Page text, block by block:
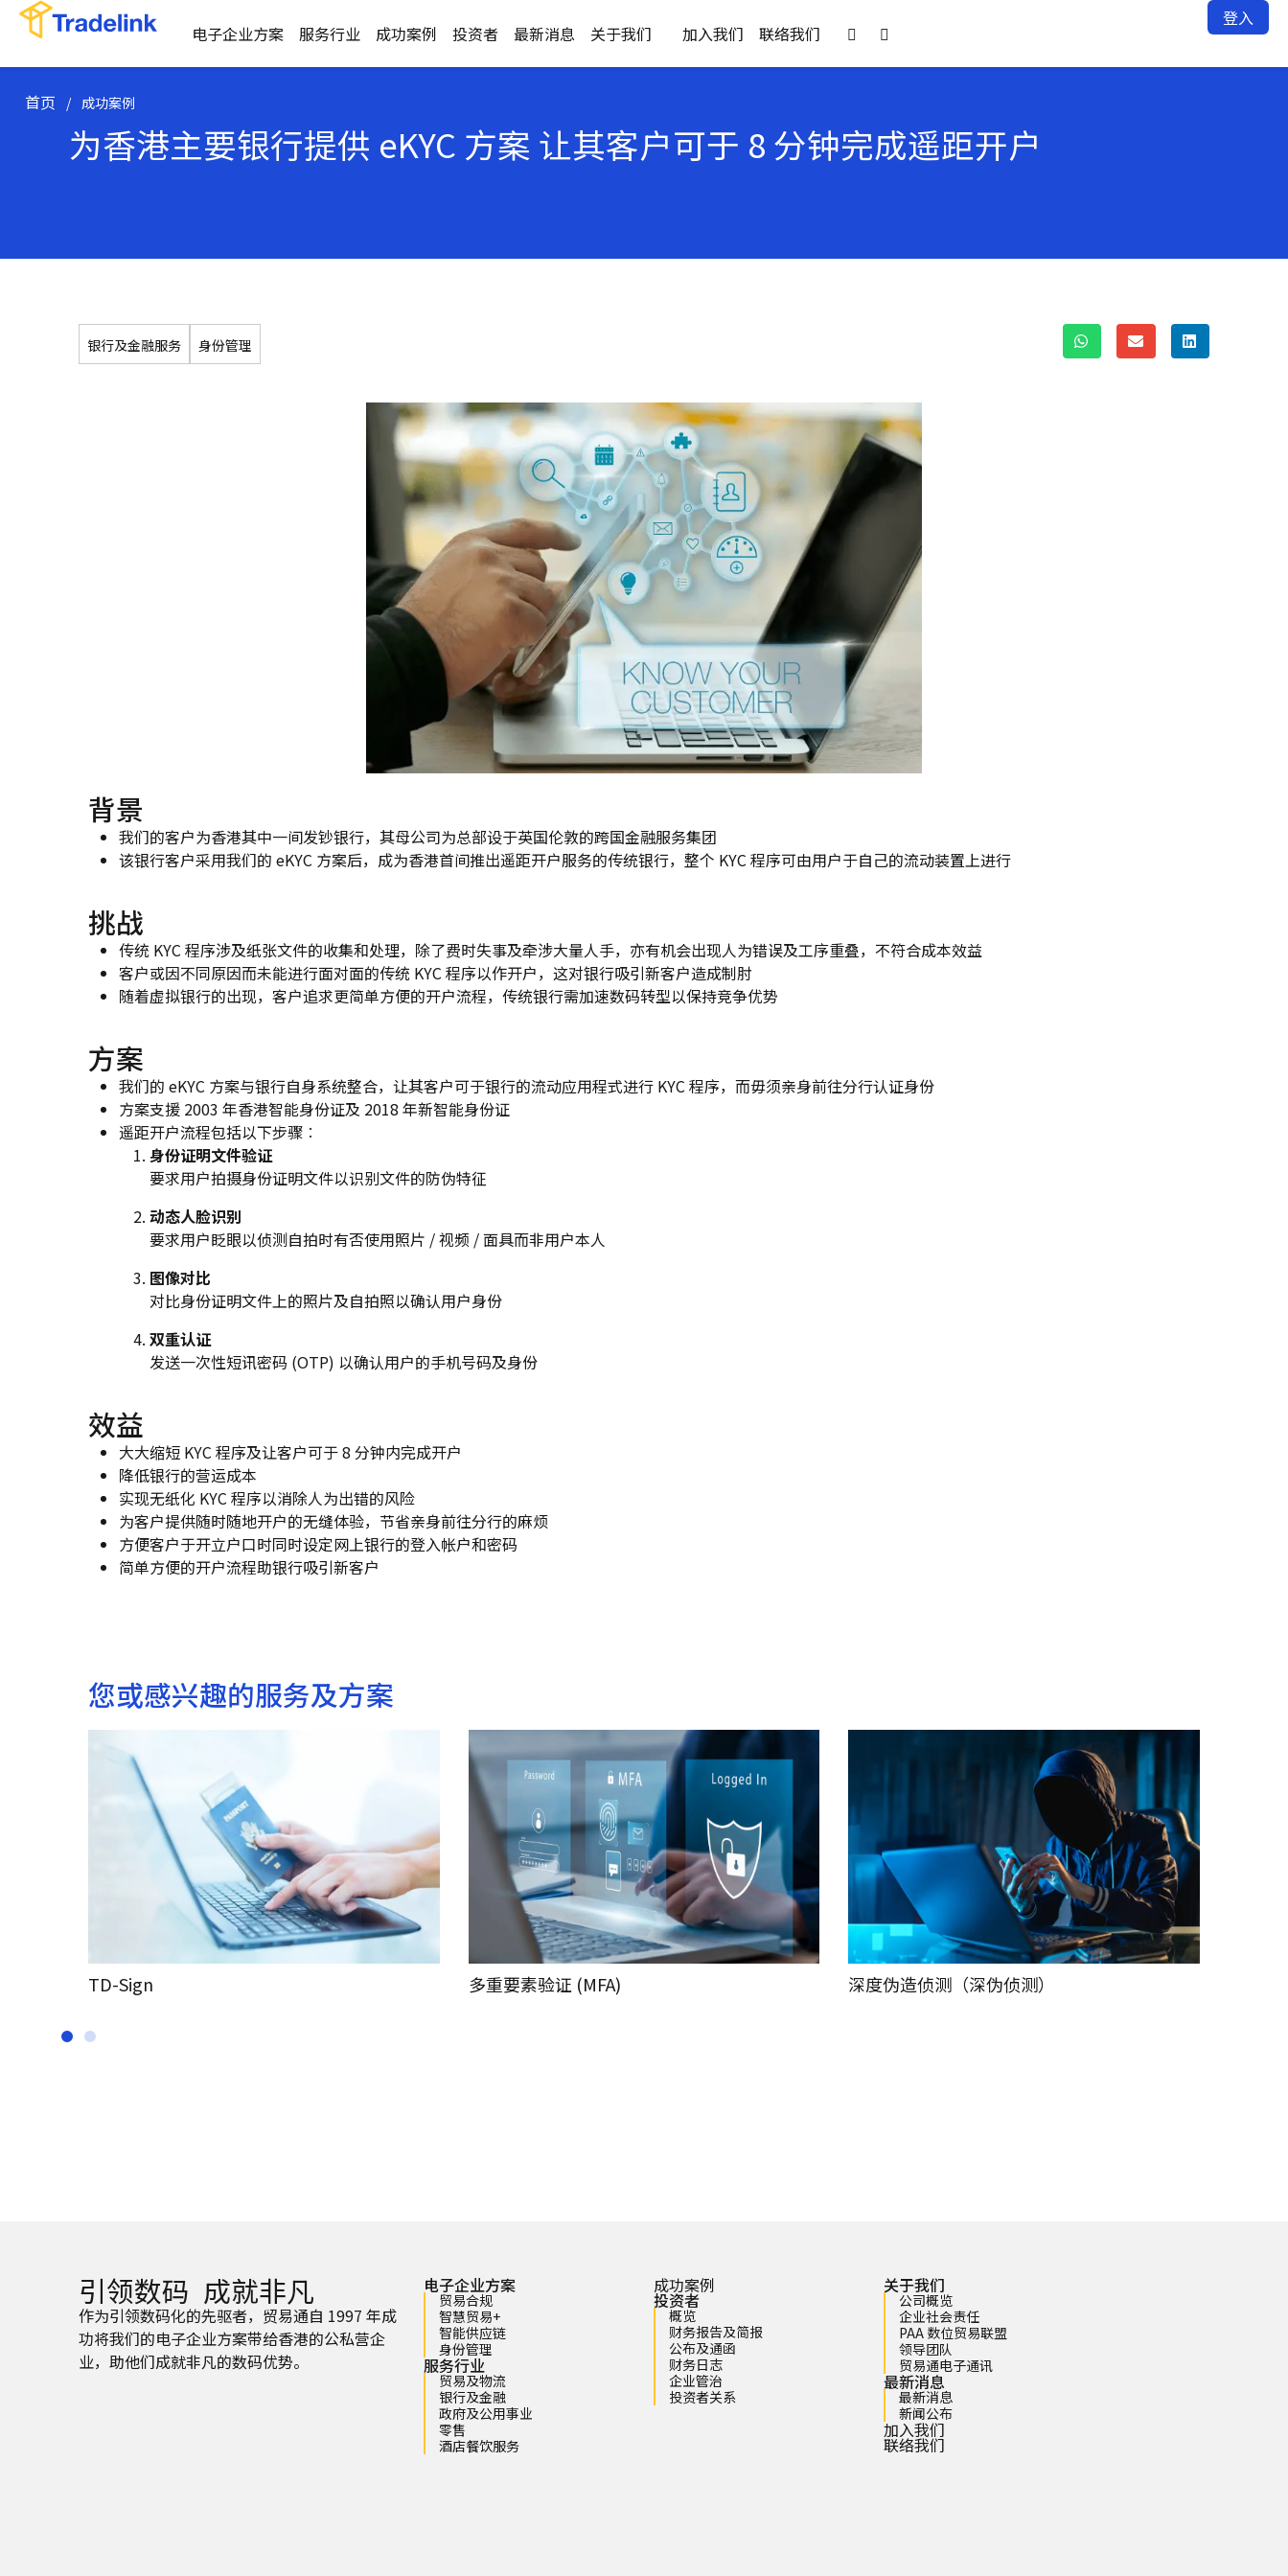
电子企业方案 服务行业 成功案例 投资者 最新消息 关于我们 加入我们 联络我们  
登入
首页 / 成功案例
为香港主要银行提供 eKYC 方案 让其客户可于 8 分钟完成遥距开户
银行及金融服务 身份管理
背景
我们的客户为香港其中一间发钞银行，其母公司为总部设于英国伦敦的跨国金融服务集团
该银行客户采用我们的 eKYC 方案后，成为香港首间推出遥距开户服务的传统银行，整个 KYC 程序可由用户于自己的流动装置上进行
挑战
传统 KYC 程序涉及纸张文件的收集和处理，除了费时失事及牵涉大量人手，亦有机会出现人为错误及工序重叠，不符合成本效益
客户或因不同原因而未能进行面对面的传统 KYC 程序以作开户，这对银行吸引新客户造成制肘
随着虚拟银行的出现，客户追求更简单方便的开户流程，传统银行需加速数码转型以保持竞争优势
方案
我们的 eKYC 方案与银行自身系统整合，让其客户可于银行的流动应用程式进行 KYC 程序，而毋须亲身前往分行认证身份
方案支援 2003 年香港智能身份证及 2018 年新智能身份证
遥距开户流程包括以下步骤︰
身份证明文件验证
要求用户拍摄身份证明文件以识别文件的防伪特征
动态人脸识别
要求用户眨眼以侦测自拍时有否使用照片 / 视频 / 面具而非用户本人
图像对比
对比身份证明文件上的照片及自拍照以确认用户身份
双重认证
发送一次性短讯密码 (OTP) 以确认用户的手机号码及身份
效益
大大缩短 KYC 程序及让客户可于 8 分钟内完成开户
降低银行的营运成本
实现无纸化 KYC 程序以消除人为出错的风险
为客户提供随时随地开户的无缝体验，节省亲身前往分行的麻烦
方便客户于开立户口时同时设定网上银行的登入帐户和密码
简单方便的开户流程助银行吸引新客户
您或感兴趣的服务及方案
TD-Sign 多重要素验证 (MFA) 深度伪造侦测（深伪侦测）
引领数码 成就非凡
作为引领数码化的先驱者，贸易通自 1997 年成
功将我们的电子企业方案带给香港的公私营企
业，助他们成就非凡的数码优势。
电子企业方案
贸易合规
智慧贸易+
智能供应链
身份管理
服务行业
贸易及物流
银行及金融
政府及公用事业
零售
酒店餐饮服务
成功案例
投资者
概览
财务报告及简报
公布及通函
财务日志
企业管治
投资者关系
关于我们
公司概览
企业社会责任
PAA 数位贸易联盟
领导团队
贸易通电子通讯
最新消息
最新消息
新闻公布
加入我们
联络我们